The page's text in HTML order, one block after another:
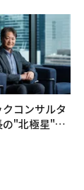
コンサルタ
の"北極星"。